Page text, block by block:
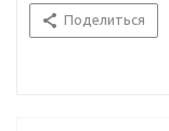
Поделиться